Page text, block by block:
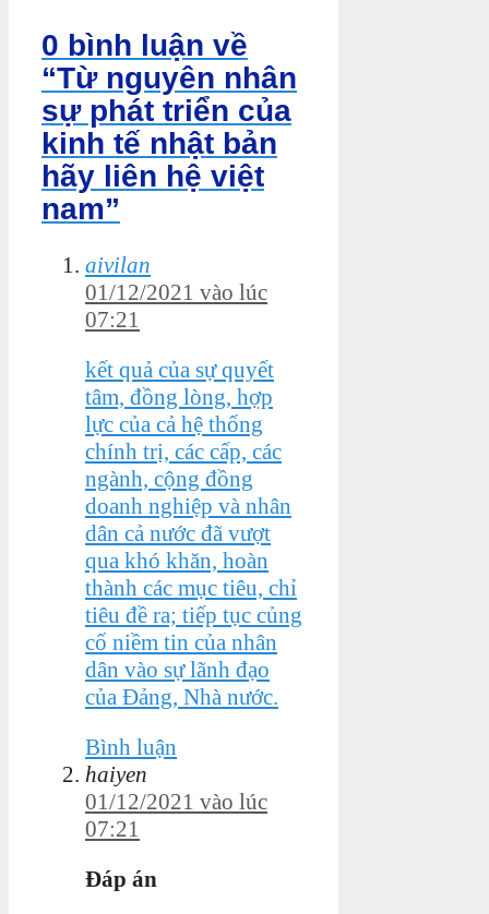
0 bình luận về
“Từ nguyên nhân
sự phát triển của
kinh tế nhật bản
hãy liên hệ việt
nam”
aivilan
01/12/2021 vào lúc
07:21
kết quả của sự quyết
tâm, đồng lòng, hợp
lực của cả hệ thống
chính trị, các cấp, các
ngành, cộng đồng
doanh nghiệp và nhân
dân cả nước đã vượt
qua khó khăn, hoàn
thành các mục tiêu, chỉ
tiêu đề ra; tiếp tục củng
cố niềm tin của nhân
dân vào sự lãnh đạo
của Đảng, Nhà nước.
Bình luận
haiyen
01/12/2021 vào lúc
07:21
Đáp án